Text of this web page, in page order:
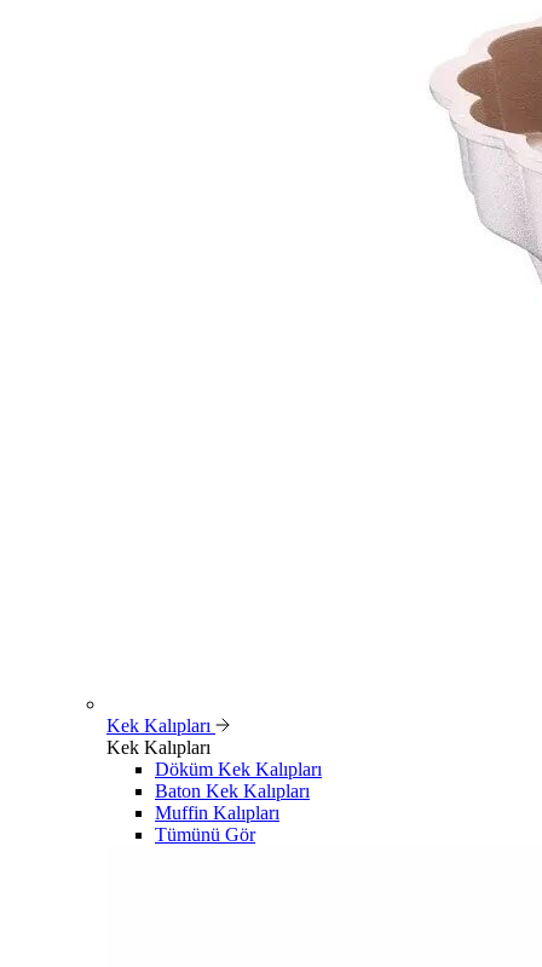
Kek Kalıpları
Kek Kalıpları
Döküm Kek Kalıpları
Baton Kek Kalıpları
Muffin Kalıpları
Tümünü Gör